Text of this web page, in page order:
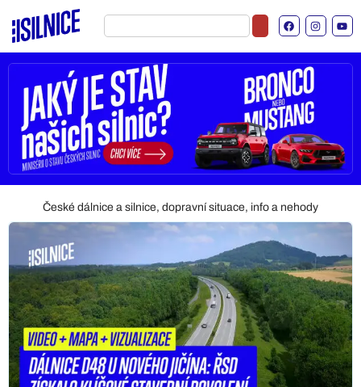
České dálnice a silnice, dopravní situace, info a nehody